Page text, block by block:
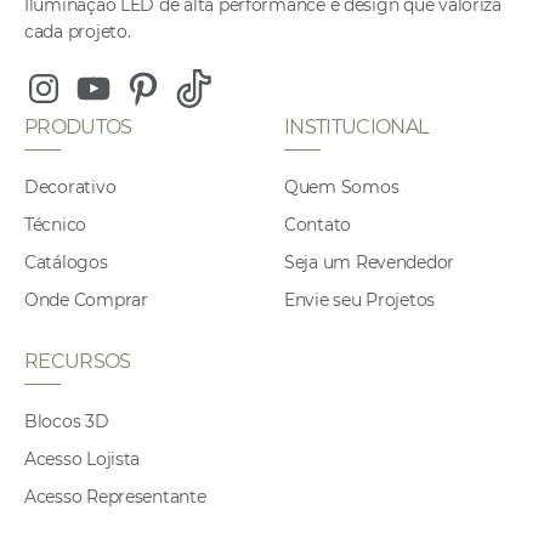
Iluminação LED de alta performance e design que valoriza
cada projeto.
InstagramYoutubePinterest
Tiktok
PRODUTOS
Decorativo
Técnico
Catálogos
Onde Comprar
INSTITUCIONAL
Quem Somos
Contato
Seja um Revendedor
Envie seu Projetos
RECURSOS
Blocos 3D
Acesso Lojista
Acesso Representante